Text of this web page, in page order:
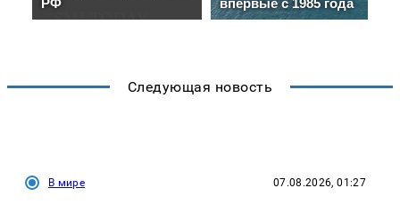
Следующая новость
В мире 07.08.2026, 01:27